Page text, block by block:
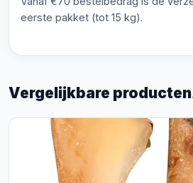
eerste pakket (tot 15 kg).
Vergelijkbare producten